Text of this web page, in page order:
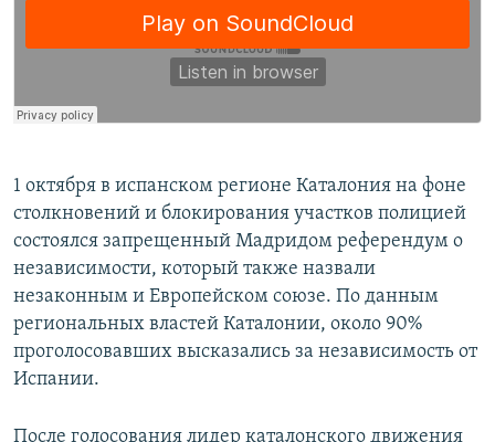
1 октября в испанском регионе Каталония на фоне
столкновений и блокирования участков полицией
состоялся запрещенный Мадридом референдум о
независимости, который также назвали
незаконным и Европейском союзе. По данным
региональных властей Каталонии, около 90%
проголосовавших высказались за независимость от
Испании.
После голосования лидер каталонского движения